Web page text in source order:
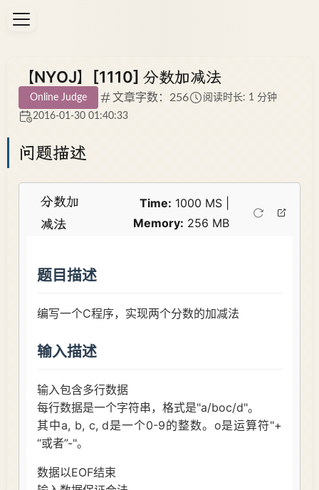
【NYOJ】[1110] 分数加减法
Online Judge 文章字数：256
阅读时长: 1 分钟
2016-01-30 01:40:33
问题描述
分数加
减法
Time: 1000 MS |
Memory: 256 MB